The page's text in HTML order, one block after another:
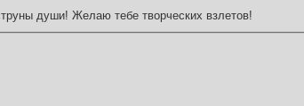
души! Желаю тебе творческих взлетов!